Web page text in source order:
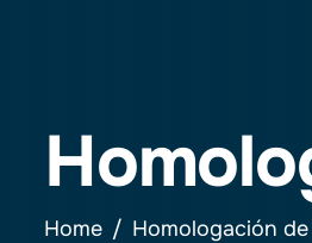
Home Homologación